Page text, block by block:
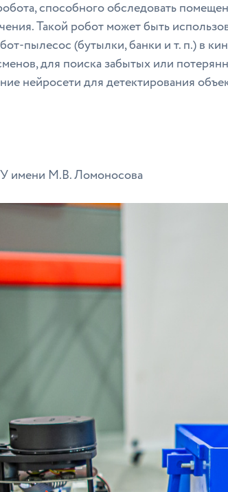
способного обследовать
Такой робот может быть
пылесос (бутылки, банки и т. п.) в
для поиска забытых или
нейросети для детектирования
имени М.В. Ломоносова